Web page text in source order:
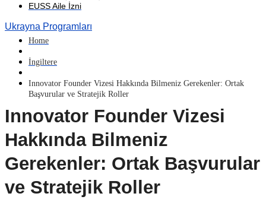
EUSS Aile İzni
Ukrayna Programları
Home
İngiltere
Innovator Founder Vizesi Hakkında Bilmeniz Gerekenler: Ortak
Başvurular ve Stratejik Roller
Innovator Founder Vizesi
Hakkında Bilmeniz
Gerekenler: Ortak Başvurular
ve Stratejik Roller